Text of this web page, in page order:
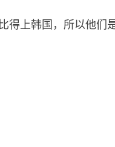
上韩国，所以他们